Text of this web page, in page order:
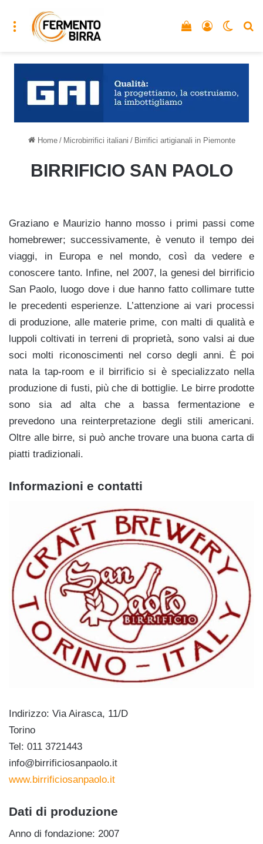
Menu Accedi
Vedi il carrello
Home / Microbirrifici italiani / Birrifici artigianali in Piemonte
BIRRIFICIO SAN PAOLO
Graziano e Maurizio hanno mosso i primi passi come
homebrewer; successivamente, è venuto il tempo dei
viaggi, in Europa e nel mondo, così da vedere e
conoscere tanto. Infine, nel 2007, la genesi del birrificio
San Paolo, luogo dove i due hanno fatto collimare tutte
le precedenti esperienze. L’attenzione ai vari processi
di produzione, alle materie prime, con malti di qualità e
luppoli coltivati in terreni di proprietà, sono valsi ai due
soci molti riconoscimenti nel corso degli anni. È poi
nata la tap-room e il birrificio si è specializzato nella
produzione di fusti, più che di bottiglie. Le birre prodotte
sono sia ad alta che a bassa fermentazione e
prevedono una reinterpretazione degli stili americani.
Oltre alle birre, si può anche trovare una buona carta di
piatti tradizionali.
Informazioni e contatti
Indirizzo: Via Airasca, 11/D
Torino
Tel: 011 3721443
info@birrificiosanpaolo.it
www.birrificiosanpaolo.it
Dati di produzione
Anno di fondazione: 2007